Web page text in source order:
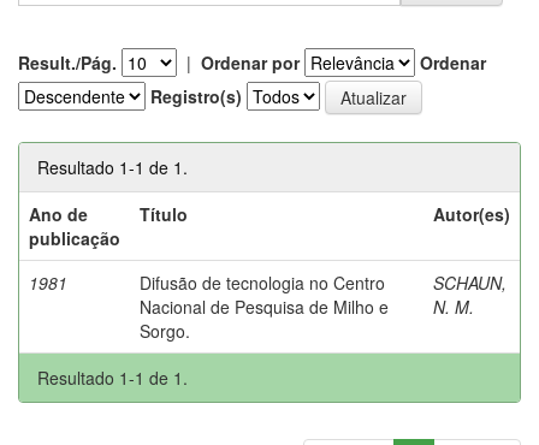
Result./Pág. | Ordenar por
Ordenar
Registro(s)
Resultado 1-1 de 1.
Ano de
publicação
Título Autor(es)
1981
Difusão de tecnologia no Centro
Nacional de Pesquisa de Milho e
Sorgo.
SCHAUN,
N. M.
Resultado 1-1 de 1.